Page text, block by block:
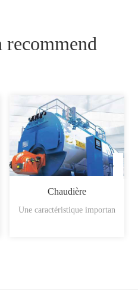
Chaudière
Une caractéristique importan